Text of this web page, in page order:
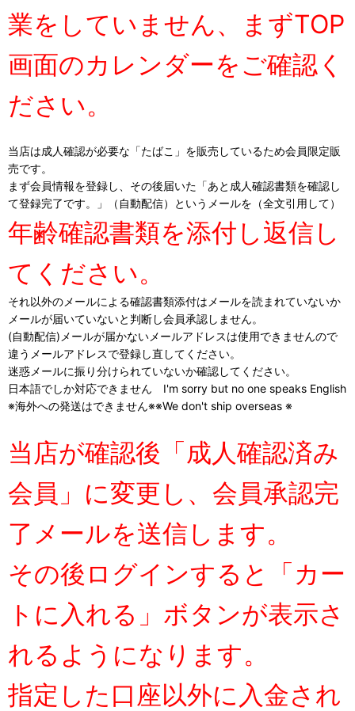
業をしていません、まずTOP
画面のカレンダーをご確認く
ださい。
当店は成人確認が必要な「たばこ」を販売しているため会員限定販
売です。
まず会員情報を登録し、その後届いた「あと成人確認書類を確認し
て登録完了です。」（自動配信）というメールを（全文引用して）
年齢確認書類を添付し返信し
てください。
それ以外のメールによる確認書類添付はメールを読まれていないか
メールが届いていないと判断し会員承認しません。
(自動配信)メールが届かないメールアドレスは使用できませんので
違うメールアドレスで登録し直してください。
迷惑メールに振り分けられていないか確認してください。
日本語でしか対応できません I'm sorry but no one speaks English
※海外への発送はできません※※We don't ship overseas ※
当店が確認後「成人確認済み
会員」に変更し、会員承認完
了メールを送信します。
その後ログインすると「カー
トに入れる」ボタンが表示さ
れるようになります。
指定した口座以外に入金され